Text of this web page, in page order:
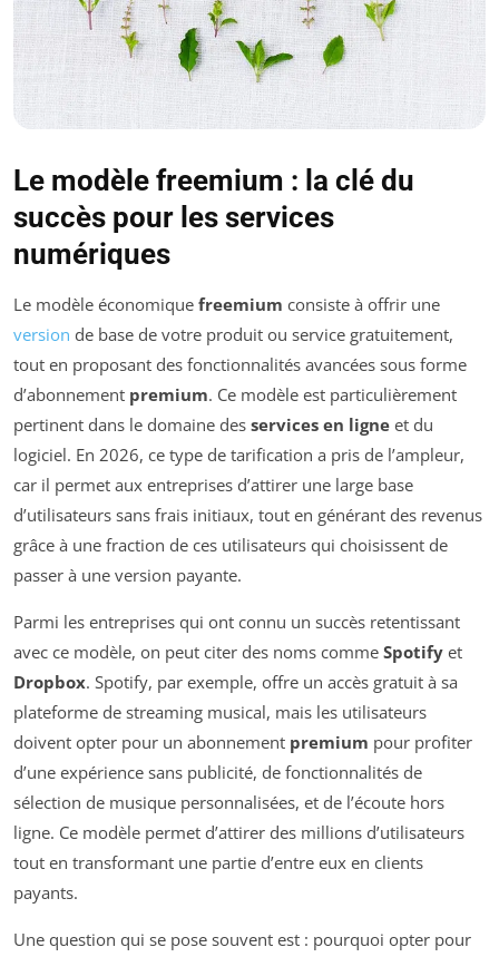
Le modèle freemium : la clé du
succès pour les services
numériques
Le modèle économique freemium consiste à offrir une
version de base de votre produit ou service gratuitement,
tout en proposant des fonctionnalités avancées sous forme
d’abonnement premium. Ce modèle est particulièrement
pertinent dans le domaine des services en ligne et du
logiciel. En 2026, ce type de tarification a pris de l’ampleur,
car il permet aux entreprises d’attirer une large base
d’utilisateurs sans frais initiaux, tout en générant des revenus
grâce à une fraction de ces utilisateurs qui choisissent de
passer à une version payante.
Parmi les entreprises qui ont connu un succès retentissant
avec ce modèle, on peut citer des noms comme Spotify et
Dropbox. Spotify, par exemple, offre un accès gratuit à sa
plateforme de streaming musical, mais les utilisateurs
doivent opter pour un abonnement premium pour profiter
d’une expérience sans publicité, de fonctionnalités de
sélection de musique personnalisées, et de l’écoute hors
ligne. Ce modèle permet d’attirer des millions d’utilisateurs
tout en transformant une partie d’entre eux en clients
payants.
Une question qui se pose souvent est : pourquoi opter pour